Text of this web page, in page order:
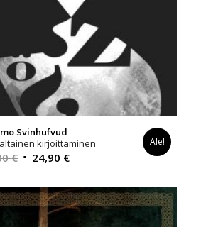
Svinhufvud
kirjoittaminen
€ Alkuperäinen
oli:
33,00 €.
24,90 €Nykyinen
on:
24,90 €.
Ale!